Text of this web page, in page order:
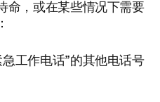
命，或在某些情况下需要
工作电话”的其他电话号